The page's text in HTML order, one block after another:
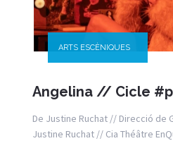
ARTS ESCÈNIQUES
Angelina // Cicle
De Justine Ruchat // Direcció de
Justine Ruchat // Cia Théâtre